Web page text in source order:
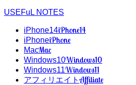
USEFuL NOTES
iPhone14iPhone14
iPhoneiPhone
MacMac
Windows10Windows10
Windows11Windows11
アフィリエイトAffiliate